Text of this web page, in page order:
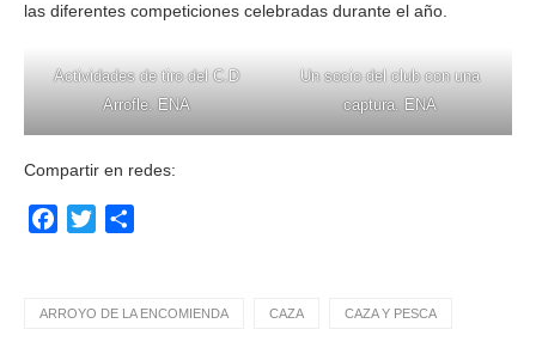
las diferentes competiciones celebradas durante el año.
Actividades de tiro del C.D
Arrofle. ENA
Un socio del club con una
captura. ENA
Compartir en redes:
Facebook
Twitter
ARROYO DE LA ENCOMIENDA CAZA CAZA Y PESCA